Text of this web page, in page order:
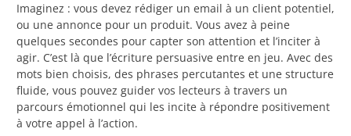
Imaginez : vous devez rédiger un email à un client potentiel,
ou une annonce pour un produit. Vous avez à peine
quelques secondes pour capter son attention et l’inciter à
agir. C’est là que l’écriture persuasive entre en jeu. Avec des
mots bien choisis, des phrases percutantes et une structure
fluide, vous pouvez guider vos lecteurs à travers un
parcours émotionnel qui les incite à répondre positivement
à votre appel à l’action.